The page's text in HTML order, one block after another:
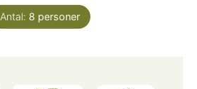
Antal: 8 personer